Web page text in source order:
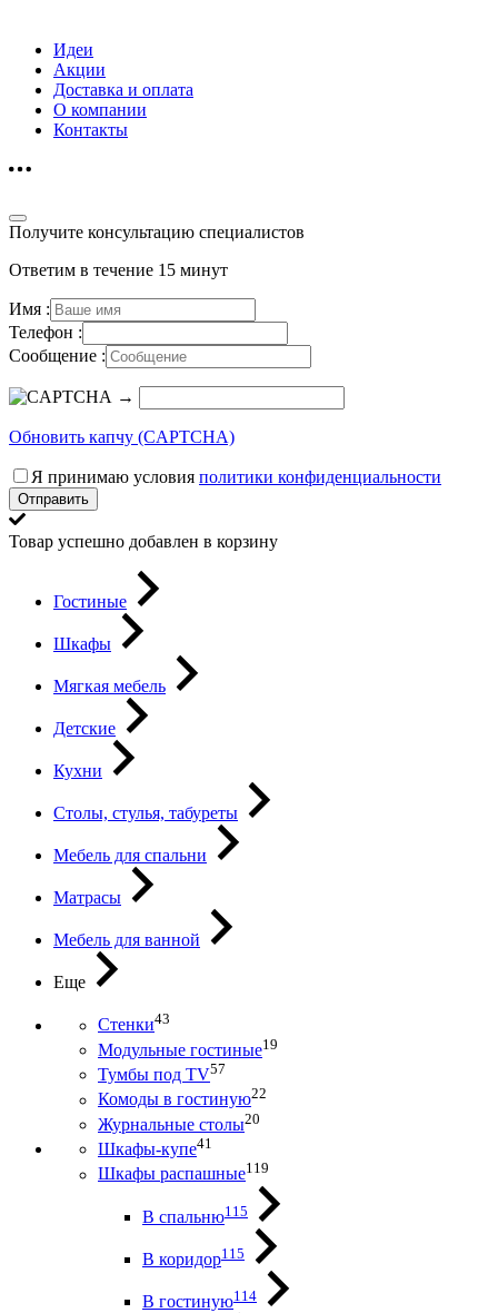
Идеи
Акции
Доставка и оплата
О компании
Контакты
Получите консультацию специалистов
Ответим в течение 15 минут
Имя :
Телефон :
Сообщение :
→
Обновить капчу (CAPTCHA)
Я принимаю условия политики конфиденциальности
Отправить
Товар успешно добавлен в корзину
Гостиные
Шкафы
Мягкая мебель
Детские
Кухни
Столы, стулья, табуреты
Мебель для спальни
Матрасы
Мебель для ванной
Еще
Стенки43
Модульные гостиные19
Тумбы под ТV57
Комоды в гостиную22
Журнальные столы20
Шкафы-купе41
Шкафы распашные119
В спальню115
В коридор115
В гостиную114